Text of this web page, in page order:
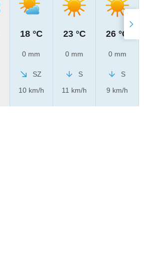
18 °C
0 mm
SZ
10 km/h
23 °C
0 mm
S
11 km/h
26 °C
0 mm
S
9 km/h